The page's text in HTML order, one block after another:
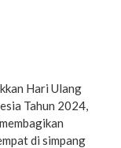
Hari Ulang
Tahun 2024,
di simpang